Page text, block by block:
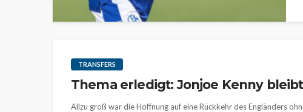
TRANSFERS
Thema erledigt: Jonjoe Kenny
Allzu groß war die Hoffnung auf eine Rückkehr des Engländers